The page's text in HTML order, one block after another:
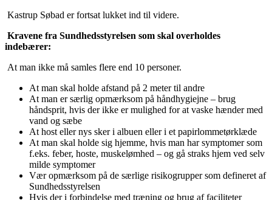
Kastrup Søbad er fortsat lukket ind til videre.
Kravene fra Sundhedsstyrelsen som skal overholdes
indebærer:
At man ikke må samles flere end 10 personer.
At man skal holde afstand på 2 meter til andre
At man er særlig opmærksom på håndhygiejne – brug
håndsprit, hvis der ikke er mulighed for at vaske hænder med
vand og sæbe
At host eller nys sker i albuen eller i et papirlommetørklæde
At man skal holde sig hjemme, hvis man har symptomer som
f.eks. feber, hoste, muskelømhed – og gå straks hjem ved selv
milde symptomer
Vær opmærksom på de særlige risikogrupper som defineret af
Sundhedsstyrelsen
Hvis der i forbindelse med træning og brug af faciliteter